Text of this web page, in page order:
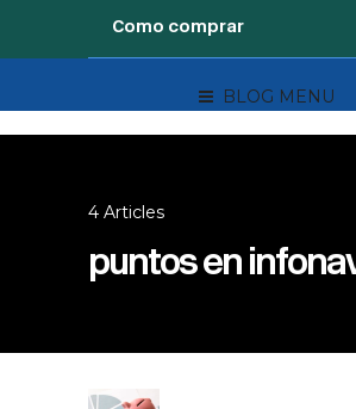
Como comprar
BLOG MENU
4 Articles
puntos en